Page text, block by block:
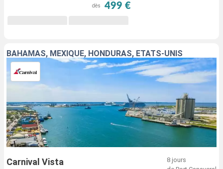
dès 499 €
BAHAMAS, MEXIQUE, HONDURAS, ÉTATS-UNIS
Carnival Vista
8 jours